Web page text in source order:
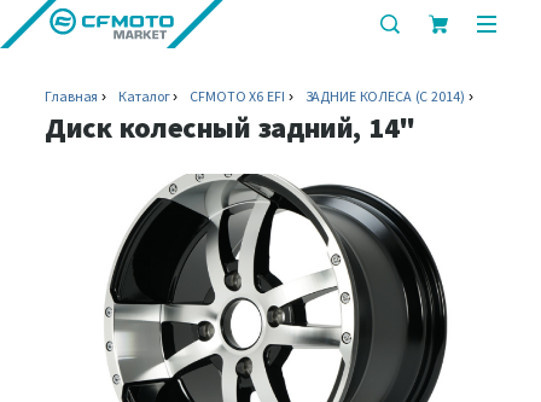
показать
строку
поиска
Главная Каталог CFMOTO X6 EFI ЗАДНИЕ КОЛЕСА (C 2014)
Диск колесный задний, 14"